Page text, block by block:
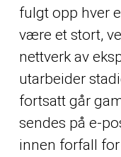
fulgt opp hver
være et stort,
nettverk av
utarbeider
fortsatt går
sendes på e-
innen forfall